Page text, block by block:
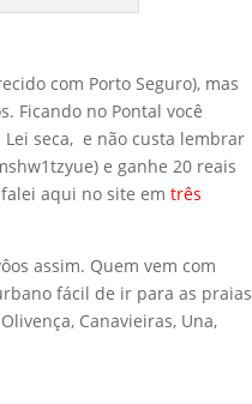
com Porto Seguro), mas
Ficando no Pontal você
seca, e não custa lembrar
e ganhe 20 reais
falei aqui no site emtrês
assim. Quem vem com
fácil de ir para as praias
Canavieiras, Una,